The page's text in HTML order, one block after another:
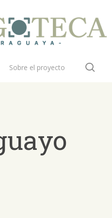
Sobre el proyecto